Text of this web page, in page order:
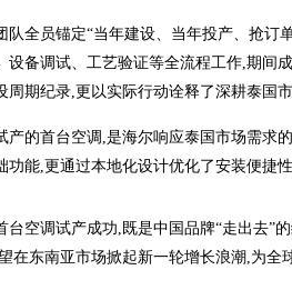
队全员锚定“当年建设、当年投产、抢订
设备调试、工艺验证等全流程工作,期间
周期纪录,更以实际行动诠释了深耕泰国
产的首台空调,是海尔响应泰国市场需求
功能,更通过本地化设计优化了安装便捷
台空调试产成功,既是中国品牌“走出去”
在东南亚市场掀起新一轮增长浪潮,为全